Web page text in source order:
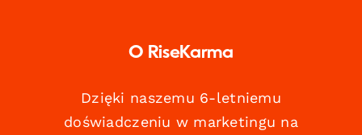
O RiseKarma
Dzięki naszemu 6-letniemu
doświadczeniu w marketingu na